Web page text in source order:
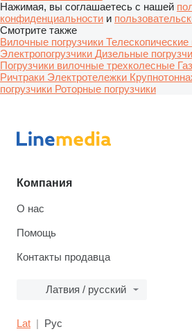
Нажимая, вы соглашаетесь с нашей
конфиденциальности и
Смотрите также
Вилочные погрузчики Телескопические
Электропогрузчики Дизельные
Погрузчики вилочные трехколесные
Ричтраки Электротележки
погрузчики Роторные погрузчики
Компания
О нас
Помощь
Контакты продавца
Латвия / русский
Lat Рус